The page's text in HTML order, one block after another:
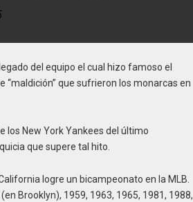
del equipo el cual hizo famoso el
“maldición” que sufrieron los monarcas en
los New York Yankees del último
que supere tal hito.
logre un bicampeonato en la MLB.
Brooklyn), 1959, 1963, 1965, 1981, 1988,